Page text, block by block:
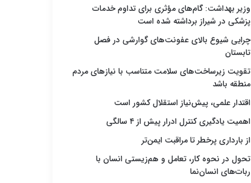
وزیر بهداشت: گام‌های مؤثری برای تداوم خدمات
پزشکی در شیراز برداشته شده است
چرایی شیوع بالای عفونت‌های گوارشی در فصل
تابستان
تقویت زیرساخت‌های سلامت متناسب با نیازهای مردم
منطقه باشد
اقتدار علمی، پیش‌نیاز استقلال کشور است
اهمیت یادگیری کنترل ادرار پیش از ۴ سالگی
از بارداری پرخطر تا مراقبت ایمن‌تر
تحول در نحوه کار، تعامل و هم‌زیستی انسان با
ربات‌های انسان‌نما